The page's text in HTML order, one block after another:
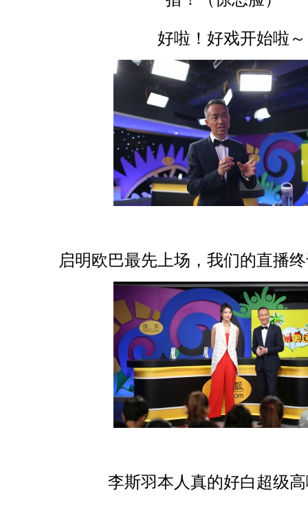
好啦！好戏开始啦～
启明欧巴最先上场，我们的直播终
李斯羽本人真的好白超级